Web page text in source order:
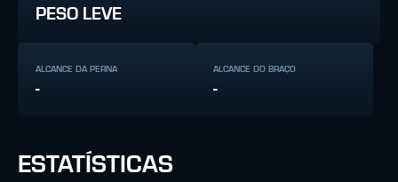
PESO LEVE
ALCANCE DA PERNA
-
ALCANCE DO BRAÇO
-
ESTATÍSTICAS